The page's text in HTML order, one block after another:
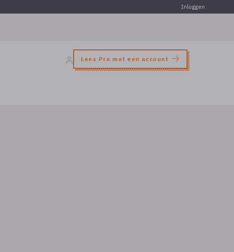
Inloggen
Lees Pro met een account